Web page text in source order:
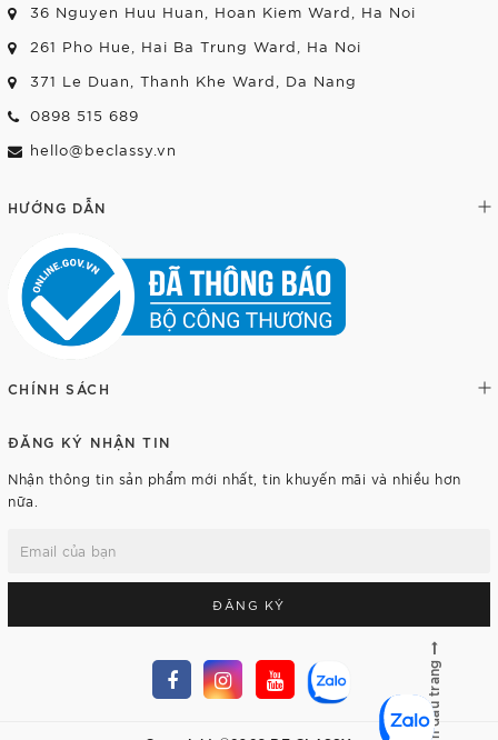
36 Nguyen Huu Huan, Hoan Kiem Ward, Ha Noi
261 Pho Hue, Hai Ba Trung Ward, Ha Noi
371 Le Duan, Thanh Khe Ward, Da Nang
0898 515 689
hello@beclassy.vn
HƯỚNG DẪN
CHÍNH SÁCH
ĐĂNG KÝ NHẬN TIN
Nhận thông tin sản phẩm mới nhất, tin khuyến mãi và nhiều hơn
nữa.
ĐĂNG KÝ
Lên đầu trang